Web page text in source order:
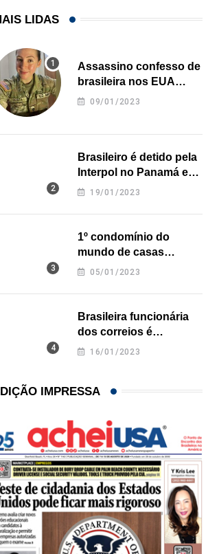
LIDAS
Assassino confesso de
brasileira nos EUA
revela onde deixou o
09/01/2023
Brasileiro é detido pela
Interpol no Panamá e
pode pegar prisão
19/01/2023
1º condomínio do
mundo de casas
impressas em 3D é
05/01/2023
Brasileira funcionária
dos correios é
assassinada a facadas
16/01/2023
IMPRESSA